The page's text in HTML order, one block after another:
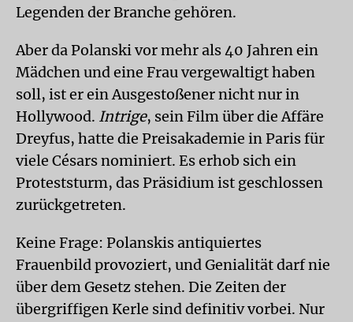
Legenden der Branche gehören.
Aber da Polanski vor mehr als 40 Jahren ein
Mädchen und eine Frau vergewaltigt haben
soll, ist er ein Ausgestoßener nicht nur in
Hollywood. Intrige, sein Film über die Affäre
Dreyfus, hatte die Preisakademie in Paris für
viele Césars nominiert. Es erhob sich ein
Proteststurm, das Präsidium ist geschlossen
zurückgetreten.
Keine Frage: Polanskis antiquiertes
Frauenbild provoziert, und Genialität darf nie
über dem Gesetz stehen. Die Zeiten der
übergriffigen Kerle sind definitiv vorbei. Nur